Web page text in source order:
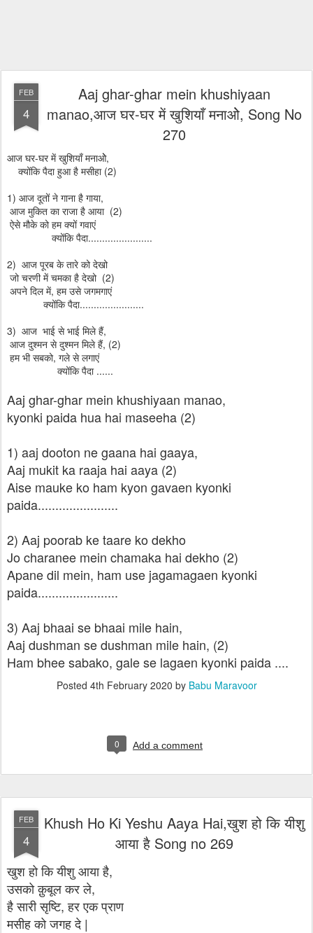
FEB
4
Aaj ghar-ghar mein khushiyaan
manao,आज घर-घर में खुशियाँ मनाओे, Song No
270
आज घर-घर में खुशियाँ मनाओे,
क्योंकि पैदा हुआ है मसीहा (2)
1) आज दूतों ने गाना है गाया,
आज मुकित का राजा है आया (2)
ऐसे मौके को हम क्यों गवाएं
क्योंकि पैदा.......................
2) आज पूरब के तारे को देखो
जो चरणी में चमका है देखो (2)
अपने दिल में, हम उसे जगमगाएं
क्योंकि पैदा.......................
3) आज भाई से भाई मिले हैं,
आज दुश्मन से दुश्मन मिले हैं, (2)
हम भी सबको, गले से लगाएं
क्योंकि पैदा ......
Aaj ghar-ghar mein khushiyaan manao,
kyonki paida hua hai maseeha (2)
1) aaj dooton ne gaana hai gaaya,
Aaj mukit ka raaja hai aaya (2)
Aise mauke ko ham kyon gavaen kyonki
paida.......................
2) Aaj poorab ke taare ko dekho
Jo charanee mein chamaka hai dekho (2)
Apane dil mein, ham use jagamagaen kyonki
paida.......................
3) Aaj bhaai se bhaai mile hain,
Aaj dushman se dushman mile hain, (2)
Ham bhee sabako, gale se lagaen kyonki paida ....
Posted 4th February 2020 by Babu Maravoor
0 Add a comment
FEB
4
Khush Ho Ki Yeshu Aaya Hai,खुश हो कि यीशु
आया है Song no 269
खुश हो कि यीशु आया है,
उसको क़ुबूल कर ले,
है सारी सृष्टि, हर एक प्राण
मसीह को जगह दे |